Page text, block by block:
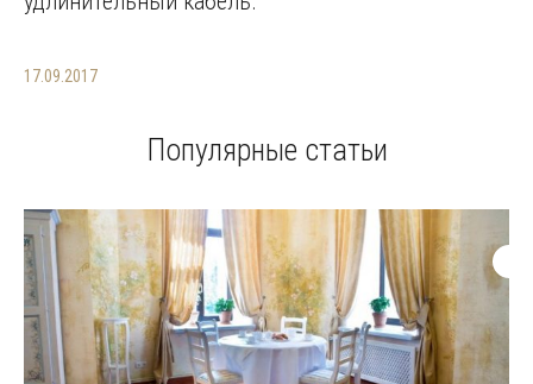
17.09.2017
Популярные статьи